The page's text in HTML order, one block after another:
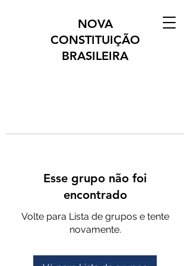
NOVA
CONSTITUIÇÃO
BRASILEIRA
Esse grupo não foi
encontrado
Volte para Lista de grupos e tente
novamente.